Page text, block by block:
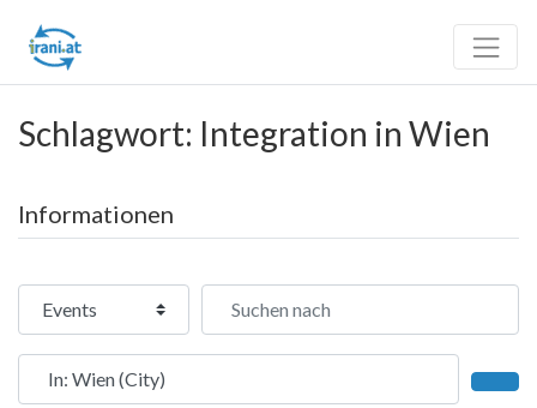
Schlagwort: Integration in Wien
Informationen
Suchtyp auswählen Suchen nach
In der Nähe